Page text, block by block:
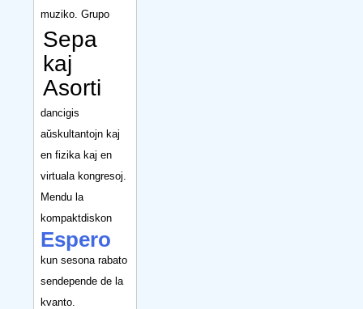
muziko. Grupo
Sepa
kaj
Asorti
dancigis
aŭskultantojn kaj
en fizika kaj en
virtuala kongresoj.
Mendu la
kompaktdiskon
Espero
kun sesona rabato
sendepende de la
kvanto.